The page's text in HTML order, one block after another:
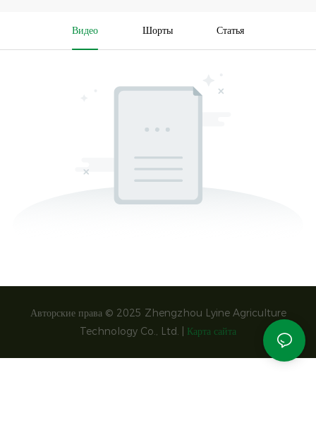
Видео Шорты Статья
Авторские права © 2025 Zhengzhou Lyine Agriculture
Technology Co., Ltd. |
Карта сайта